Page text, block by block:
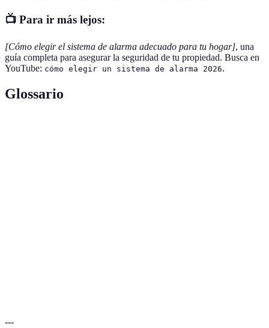
📺 Para ir más lejos:
[Cómo elegir el sistema de alarma adecuado para tu hogar], una
guía completa para asegurar la seguridad de tu propiedad. Busca en
YouTube: cómo elegir un sistema de alarma 2026.
Glossario
---